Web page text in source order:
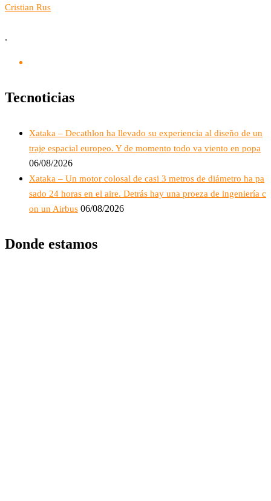
Cristian Rus
.
Tecnoticias
Xataka – Decathlon ha llevado su experiencia al diseño de un
traje espacial europeo. Y de momento todo va viento en popa
06/08/2026
Xataka – Un motor colosal de casi 3 metros de diámetro ha pa
sado 24 horas en el aire. Detrás hay una proeza de ingeniería c
on un Airbus 06/08/2026
Donde estamos